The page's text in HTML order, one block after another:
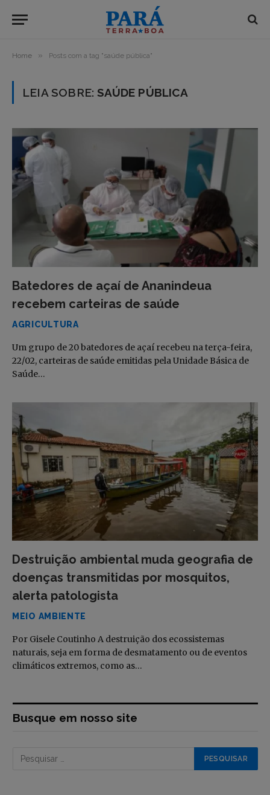
Home » Posts com a tag "saúde pública"
LEIA SOBRE:SAÚDE PÚBLICA
Batedores de açaí de Ananindeua
recebem carteiras de saúde
AGRICULTURA
Um grupo de 20 batedores de açaí recebeu na terça-feira,
22/02, carteiras de saúde emitidas pela Unidade Básica de
Saúde…
Destruição ambiental muda geografia de
doenças transmitidas por mosquitos,
alerta patologista
MEIO AMBIENTE
Por Gisele Coutinho A destruição dos ecossistemas
naturais, seja em forma de desmatamento ou de eventos
climáticos extremos, como as…
Busque em nosso site